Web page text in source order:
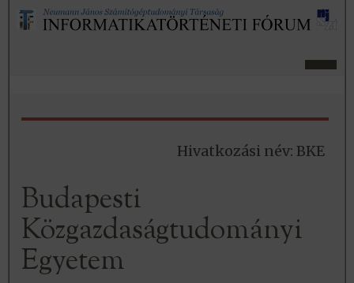
Hivatkozási név: BKE
Budapesti
Közgazdaságtudományi
Egyetem